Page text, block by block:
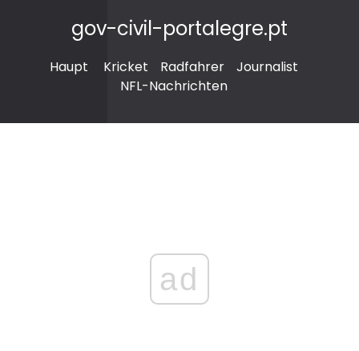
gov-civil-portalegre.pt
Haupt Kricket Radfahrer
Journalist
NFL-Nachrichten
ad